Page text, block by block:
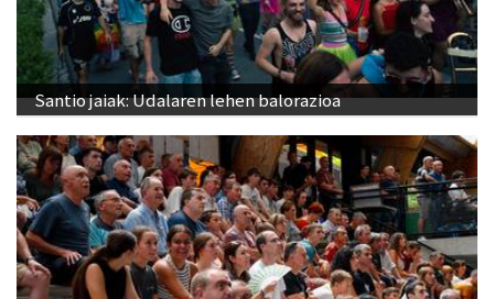
Santio jaiak: Udalaren lehen balorazioa